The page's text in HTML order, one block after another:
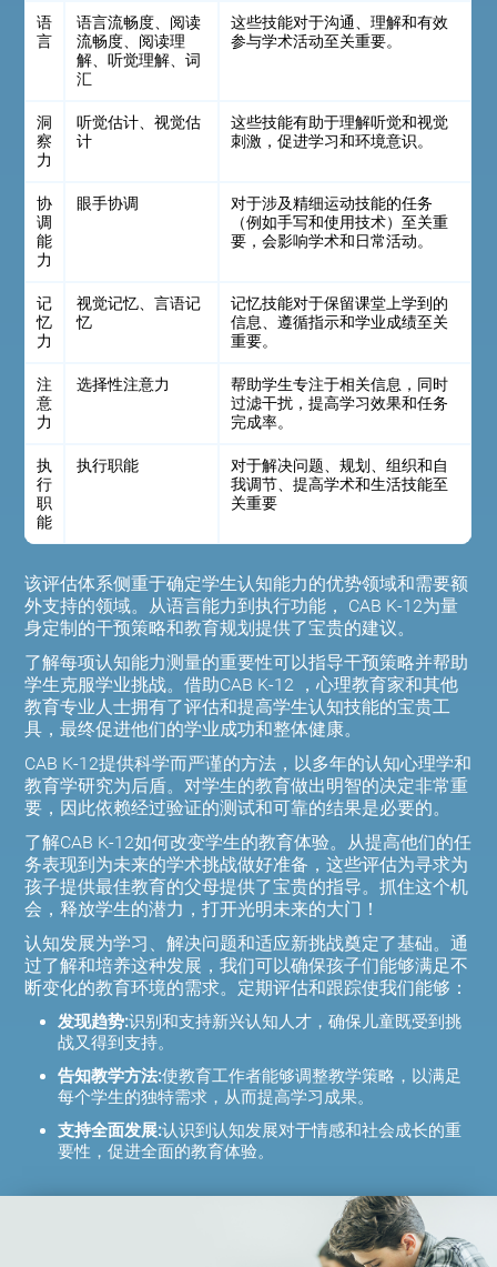
该评估体系侧重于确定学生认知能力的优势领域和需要额
外支持的领域。从语言能力到执行功能， CAB K-12为量
身定制的干预策略和教育规划提供了宝贵的建议。
了解每项认知能力测量的重要性可以指导干预策略并帮助
学生克服学业挑战。借助CAB K-12 ，心理教育家和其他
教育专业人士拥有了评估和提高学生认知技能的宝贵工
具，最终促进他们的学业成功和整体健康。
CAB K-12提供科学而严谨的方法，以多年的认知心理学和
教育学研究为后盾。对学生的教育做出明智的决定非常重
要，因此依赖经过验证的测试和可靠的结果是必要的。
了解CAB K-12如何改变学生的教育体验。从提高他们的任
务表现到为未来的学术挑战做好准备，这些评估为寻求为
孩子提供最佳教育的父母提供了宝贵的指导。抓住这个机
会，释放学生的潜力，打开光明未来的大门！
认知发展为学习、解决问题和适应新挑战奠定了基础。通
过了解和培养这种发展，我们可以确保孩子们能够满足不
断变化的教育环境的需求。定期评估和跟踪使我们能够：
发现趋势:识别和支持新兴认知人才，确保儿童既受到挑
战又得到支持。
告知教学方法:使教育工作者能够调整教学策略，以满足
每个学生的独特需求，从而提高学习成果。
支持全面发展:认识到认知发展对于情感和社会成长的重
要性，促进全面的教育体验。
语
言
语言流畅度、阅读
流畅度、阅读理
解、听觉理解、词
汇
这些技能对于沟通、理解和有效
参与学术活动至关重要。
洞
察
力
听觉估计、视觉估
计
这些技能有助于理解听觉和视觉
刺激，促进学习和环境意识。
协
调
能
力
眼手协调
对于涉及精细运动技能的任务
（例如手写和使用技术）至关重
要，会影响学术和日常活动。
记
忆
力
视觉记忆、言语记
忆
记忆技能对于保留课堂上学到的
信息、遵循指示和学业成绩至关
重要。
注
意
力
选择性注意力
帮助学生专注于相关信息，同时
过滤干扰，提高学习效果和任务
完成率。
执
行
职
能
执行职能
对于解决问题、规划、组织和自
我调节、提高学术和生活技能至
关重要